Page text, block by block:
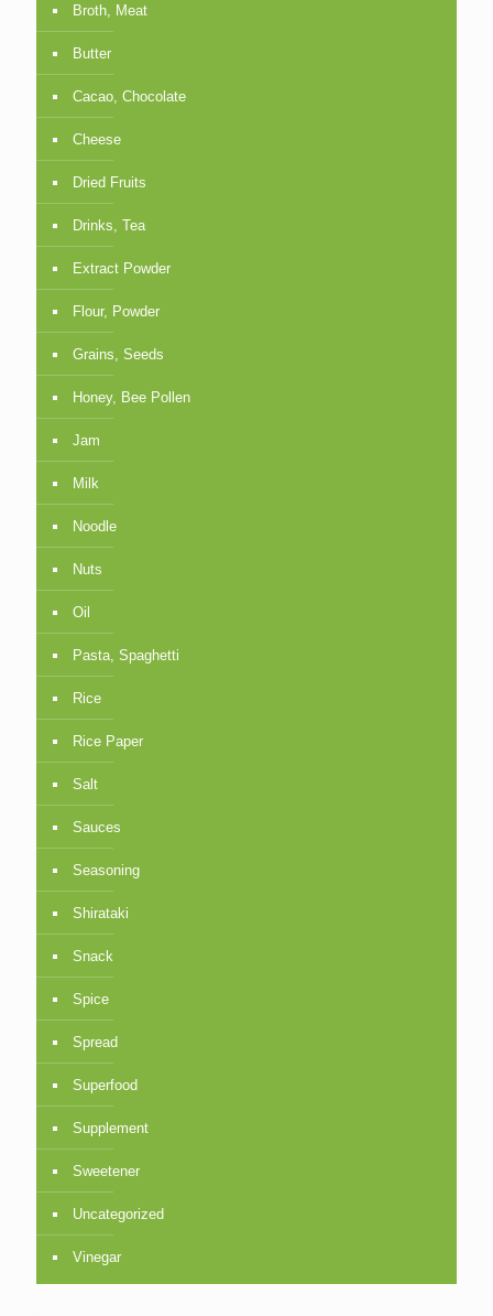
Broth, Meat
Butter
Cacao, Chocolate
Cheese
Dried Fruits
Drinks, Tea
Extract Powder
Flour, Powder
Grains, Seeds
Honey, Bee Pollen
Jam
Milk
Noodle
Nuts
Oil
Pasta, Spaghetti
Rice
Rice Paper
Salt
Sauces
Seasoning
Shirataki
Snack
Spice
Spread
Superfood
Supplement
Sweetener
Uncategorized
Vinegar